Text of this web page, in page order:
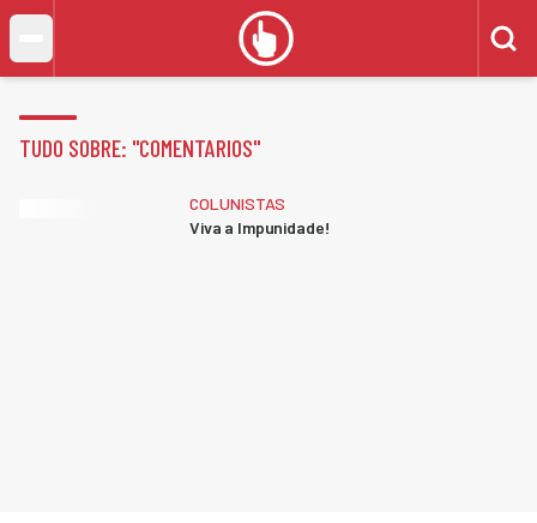
TUDO SOBRE: "COMENTARIOS"
COLUNISTAS
Viva a Impunidade!